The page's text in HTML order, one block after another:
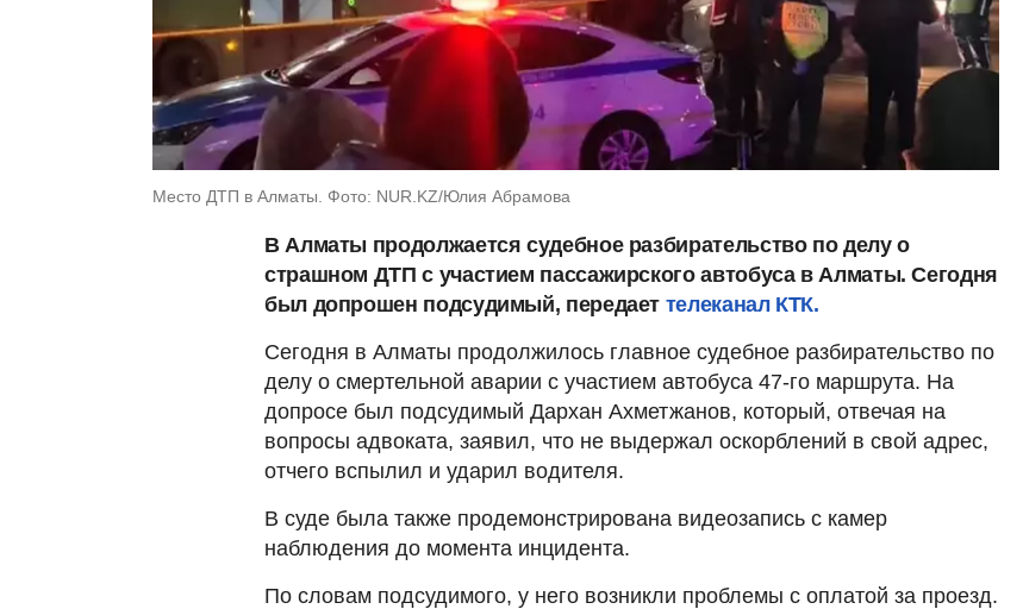
Место ДТП в Алматы. Фото: NUR.KZ/Юлия Абрамова
В Алматы продолжается судебное разбирательство по делу о
страшном ДТП с участием пассажирского автобуса в Алматы. Сегодня
был допрошен подсудимый, передает телеканал КТК.
Сегодня в Алматы продолжилось главное судебное разбирательство по
делу о смертельной аварии с участием автобуса 47-го маршрута. На
допросе был подсудимый Дархан Ахметжанов, который, отвечая на
вопросы адвоката, заявил, что не выдержал оскорблений в свой адрес,
отчего вспылил и ударил водителя.
В суде была также продемонстрирована видеозапись с камер
наблюдения до момента инцидента.
По словам подсудимого, у него возникли проблемы с оплатой за проезд.